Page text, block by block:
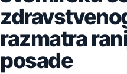
razmatra
posade